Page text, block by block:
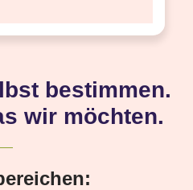
bestimmen.
wir möchten.